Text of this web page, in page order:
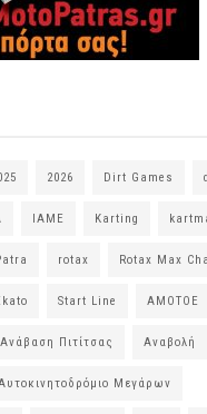
2026 Dirt Games
IAME Karting
rotax Rotax Max
Start Line ΑΜΟΤΟΕ
Ανάβαση Πιτίτσας Αναβολή
Μεγάρων